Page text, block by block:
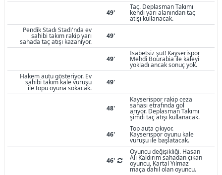
49'
Taç. Deplasman Takımı
kendi yarı alanından taç
atışı kullanacak.
Pendik Stadı Stadı'nda ev
sahibi takım rakip yarı
sahada taç atışı kazanıyor.
49'
49'
İsabetsiz şut! Kayserispor
Mehdi Bourabia ile kaleyi
yokladı ancak sonuç yok.
Hakem autu gösteriyor. Ev
sahibi takım kale vuruşu
ile topu oyuna sokacak.
49'
48'
Kayserispor rakip ceza
sahası etrafında gol
arıyor. Deplasman Takımı
şimdi taç atışı kullanacak.
46'
Top auta çıkıyor.
Kayserispor oyunu kale
vuruşu ile başlatacak.
46'
Oyuncu değişikliği. Hasan
Ali Kaldırım sahadan çıkan
oyuncu, Kartal Yılmaz
maça dahil olan oyuncu.